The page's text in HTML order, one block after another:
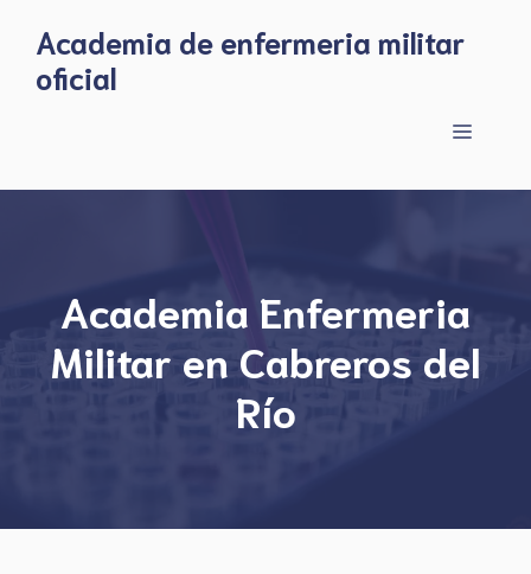
content
Academia de enfermeria militar
oficial
Menu
Academia Enfermeria
Militar en Cabreros del
Río